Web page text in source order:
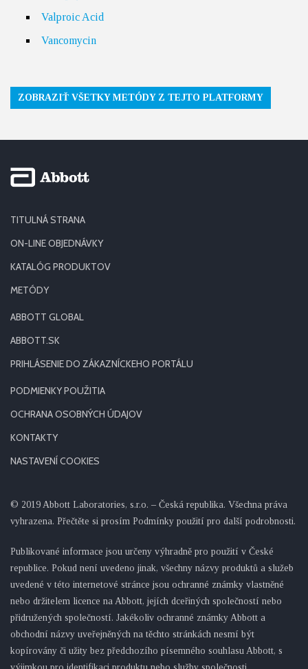
Valproic Acid
Vancomycin
ZOBRAZIŤ VŠETKY METÓDY Z TEJTO PLATFORMY
TITULNÁ STRANA
ON-LINE OBJEDNÁVKY
KATALÓG PRODUKTOV
METÓDY
ABBOTT GLOBAL
ABBOTT.SK
PRIHLÁSENIE DO ZÁKAZNÍCKEHO PORTÁLU
PODMIENKY POUŽITIA
OCHRANA OSOBNÝCH ÚDAJOV
KONTAKTY
NASTAVENÍ COOKIES
© 2019 Abbott Laboratories, s.r.o. – Česká republika. Všechna práva
vyhrazena. Přečtěte si prosím Podmínky použití pro další podrobnosti.
Publikované informace jsou určeny výhradně pro použití v České
republice. Pokud není uvedeno jinak, všechny názvy produktů a služeb
uvedené v této internetové stránce jsou ochranné známky vlastněné
nebo držitelem licence na Abbott, jejích dceřiných společností nebo
přidružených společností. Jakékoliv ochranné známky Abbott a
obchodní názvy uveřejněných na těchto stránkách nesmí být
kopírovány či užity bez předchozího písemného souhlasu Abbott, s